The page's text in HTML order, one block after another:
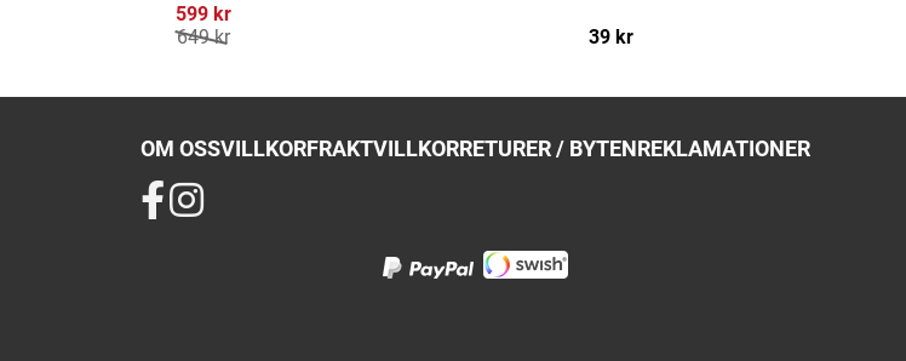
599 kr
649 kr
39 kr
OM OSSVILLKORFRAKTVILLKORRETURER / BYTENREKLAMATIONER